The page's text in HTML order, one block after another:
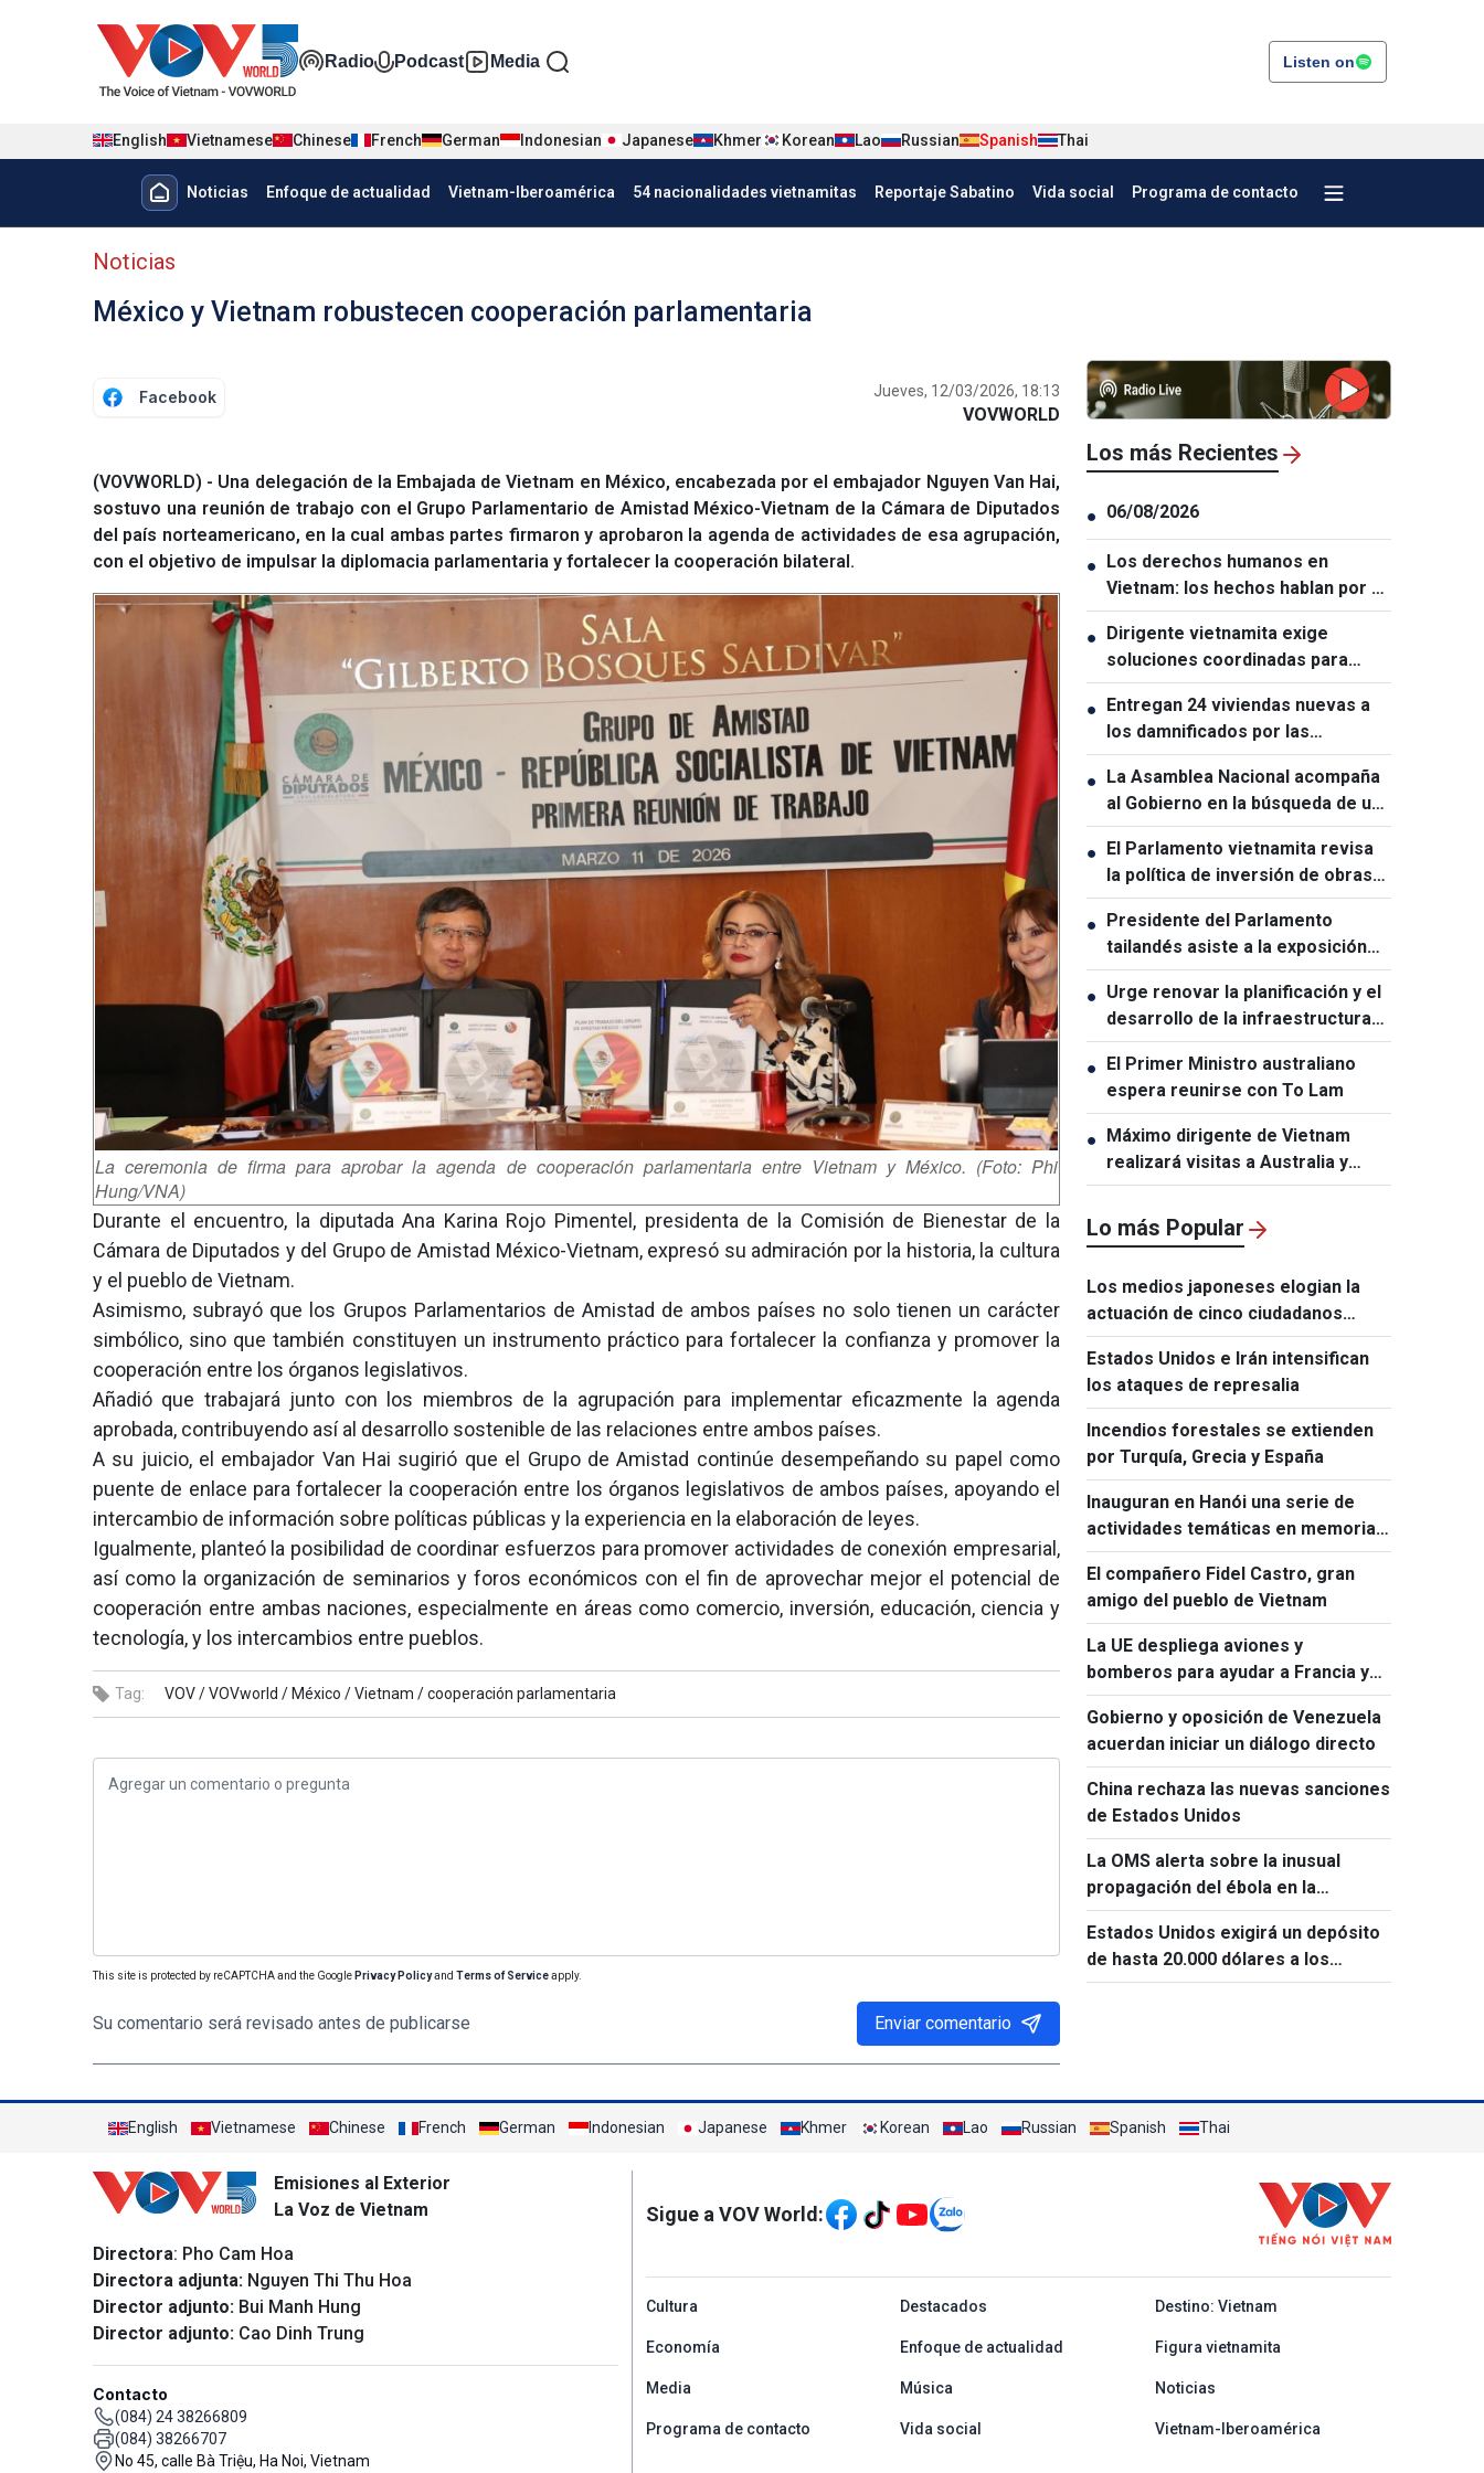
Đa phương tiện tiếng Tây ban nha
Radio Podcast Media Listen on
English Vietnamese Chinese French German Indonesian Japanese Khmer Korean Lao Russian Spanish Thai
Menu trang chủ tiếng Tây Ban Nha
Noticias Enfoque de actualidad Vietnam-Iberoamérica 54 nacionalidades vietnamitas Reportaje Sabatino Vida social Programa de contacto
Menu phụ tiếng Tây ban nha
Noticias
México y Vietnam robustecen cooperación parlamentaria
Facebook Jueves, 12/03/2026, 18:13
VOVWORLD
(VOVWORLD) - Una delegación de la Embajada de Vietnam en México, encabezada por el embajador Nguyen Van Hai,
sostuvo una reunión de trabajo con el Grupo Parlamentario de Amistad México-Vietnam de la Cámara de Diputados
del país norteamericano, en la cual ambas partes firmaron y aprobaron la agenda de actividades de esa agrupación,
con el objetivo de impulsar la diplomacia parlamentaria y fortalecer la cooperación bilateral.
La ceremonia de firma para aprobar la agenda de cooperación parlamentaria entre Vietnam y México. (Foto: Phi
Hung/VNA)
Durante el encuentro, la diputada Ana Karina Rojo Pimentel, presidenta de la Comisión de Bienestar de la
Cámara de Diputados y del Grupo de Amistad México-Vietnam, expresó su admiración por la historia, la cultura
y el pueblo de Vietnam.
Asimismo, subrayó que los Grupos Parlamentarios de Amistad de ambos países no solo tienen un carácter
simbólico, sino que también constituyen un instrumento práctico para fortalecer la confianza y promover la
cooperación entre los órganos legislativos.
Añadió que trabajará junto con los miembros de la agrupación para implementar eficazmente la agenda
aprobada, contribuyendo así al desarrollo sostenible de las relaciones entre ambos países.
A su juicio, el embajador Van Hai sugirió que el Grupo de Amistad continúe desempeñando su papel como
puente de enlace para fortalecer la cooperación entre los órganos legislativos de ambos países, apoyando el
intercambio de información sobre políticas públicas y la experiencia en la elaboración de leyes.
Igualmente, planteó la posibilidad de coordinar esfuerzos para promover actividades de conexión empresarial,
así como la organización de seminarios y foros económicos con el fin de aprovechar mejor el potencial de
cooperación entre ambas naciones, especialmente en áreas como comercio, inversión, educación, ciencia y
tecnología, y los intercambios entre pueblos.
Tag: VOV /VOVworld / México /Vietnam /cooperación parlamentaria
This site is protected by reCAPTCHA and the Google Privacy Policyand Terms of Serviceapply.
Su comentario será revisado antes de publicarse Enviar comentario
Los más Recientes
● 06/08/2026
● Los derechos humanos en
Vietnam: los hechos hablan por sí
solos
● Dirigente vietnamita exige
soluciones coordinadas para
garantizar la ciberseguridad
● Entregan 24 viviendas nuevas a
los damnificados por las
inundaciones en Lai Chau
● La Asamblea Nacional acompaña
al Gobierno en la búsqueda de un
crecimiento de dos dígitos
● El Parlamento vietnamita revisa
la política de inversión de obras
estratégicas nacionales
● Presidente del Parlamento
tailandés asiste a la exposición
conmemorativa del 50.º
aniversario de las relaciones
Vietnam-Tailandia
● Urge renovar la planificación y el
desarrollo de la infraestructura
en Vietnam
● El Primer Ministro australiano
espera reunirse con To Lam
● Máximo dirigente de Vietnam
realizará visitas a Australia y
Nueva Zelanda
Lo más Popular
Los medios japoneses elogian la
actuación de cinco ciudadanos
vietnamitas tras el terremoto de
Kumamoto
Estados Unidos e Irán intensifican
los ataques de represalia
Incendios forestales se extienden
por Turquía, Grecia y España
Inauguran en Hanói una serie de
actividades temáticas en memoria
de Ho Chi Minh y Fidel Castro
El compañero Fidel Castro, gran
amigo del pueblo de Vietnam
La UE despliega aviones y
bomberos para ayudar a Francia y
España a combatir los incendios
forestales
Gobierno y oposición de Venezuela
acuerdan iniciar un diálogo directo
China rechaza las nuevas sanciones
de Estados Unidos
La OMS alerta sobre la inusual
propagación del ébola en la
República Democrática del Congo
Estados Unidos exigirá un depósito
de hasta 20.000 dólares a los
solicitantes de visado de 50 países
English Vietnamese Chinese French German Indonesian Japanese Khmer Korean Lao Russian Spanish Thai
Emisiones al Exterior
La Voz de Vietnam
Directora: Pho Cam Hoa
Directora adjunta: Nguyen Thi Thu Hoa
Director adjunto: Bui Manh Hung
Director adjunto: Cao Dinh Trung
Contacto
(084) 24 38266809
(084) 38266707
No 45, calle Bà Triệu, Ha Noi, Vietnam
Mạng xã hội
Sigue a VOV World:
menu footer tiếng Tây ban nha
Cultura Destacados Destino: Vietnam
Economía Enfoque de actualidad Figura vietnamita
Media Música Noticias
Programa de contacto Vida social Vietnam-Iberoamérica